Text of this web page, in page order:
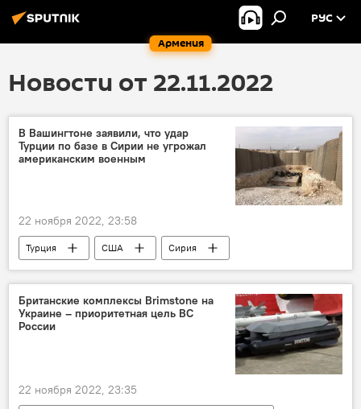
Армения
РУС
Новости от 22.11.2022
В Вашингтоне заявили, что удар
Турции по базе в Сирии не угрожал
американским военным
22 ноября 2022, 23:58
Турция США
Сирия
военные
Британские комплексы Brimstone на
Украине – приоритетная цель ВС
России
22 ноября 2022, 23:35